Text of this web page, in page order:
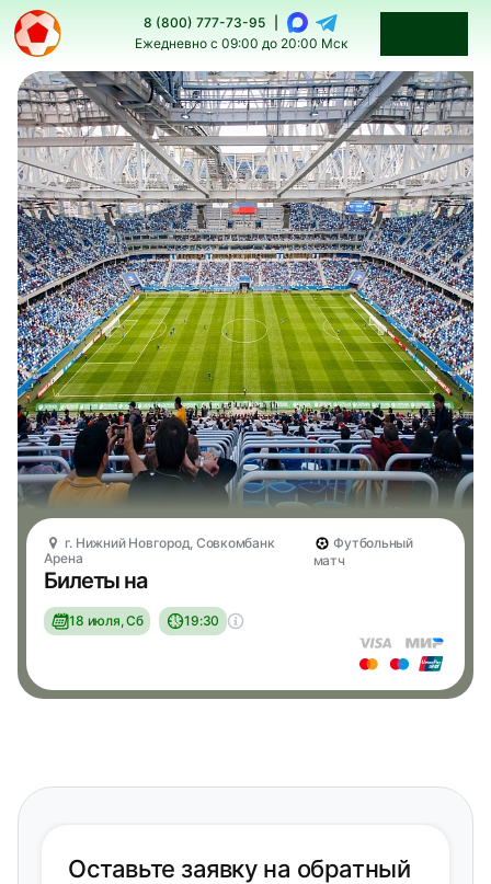
8 (800) 777-73-95
Ежедневно с 09:00 до 20:00 Мск
г. Нижний Новгород, Совкомбанк
Арена
Футбольный
матч
Билеты на
18 июля, Сб 19:30
Оставьте заявку на обратный